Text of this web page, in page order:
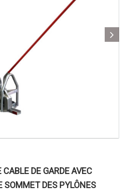
CABLE DE GARDE AVEC
SOMMET DES PYLÔNES